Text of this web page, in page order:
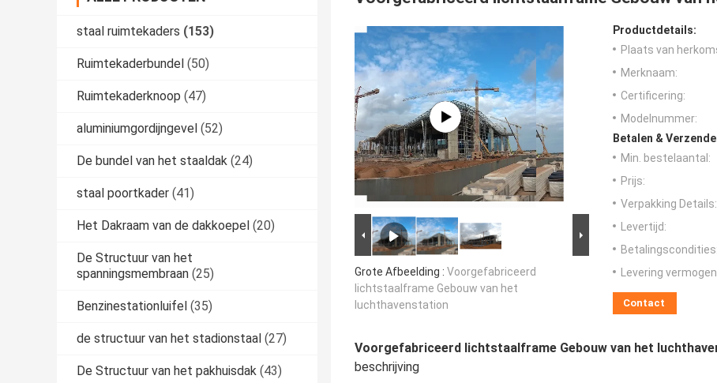
staal ruimtekaders (153)
Ruimtekaderbundel (50)
Ruimtekaderknoop (47)
aluminiumgordijngevel (52)
De bundel van het staaldak (24)
staal poortkader (41)
Het Dakraam van de dakkoepel (20)
De Structuur van het
spanningsmembraan (25)
Benzinestationluifel (35)
de structuur van het stadionstaal (27)
De Structuur van het pakhuisdak (43)
Grote Afbeelding : Voorgefabriceerd
lichtstaalframe Gebouw van het
luchthavenstation
Productdetails:
Plaats van
Merknaam:
Certificering:
Modelnummer:
Betalen &
Min. bestelaantal:
Prijs:
Verpakking Details:
Levertijd:
Betalingscondities:
Levering
Contact
Voorgefabriceerd lichtstaalframe Gebouw van het
beschrijving